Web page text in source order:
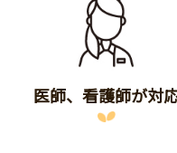
医師、看護師が対